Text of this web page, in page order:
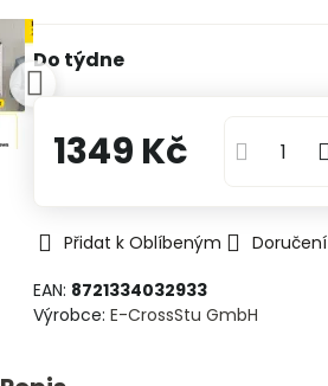
Do týdne
1349 Kč
Přidat k Oblíbeným
Doručení
EAN: 8721334032933
Výrobce:E-CrossStu GmbH​